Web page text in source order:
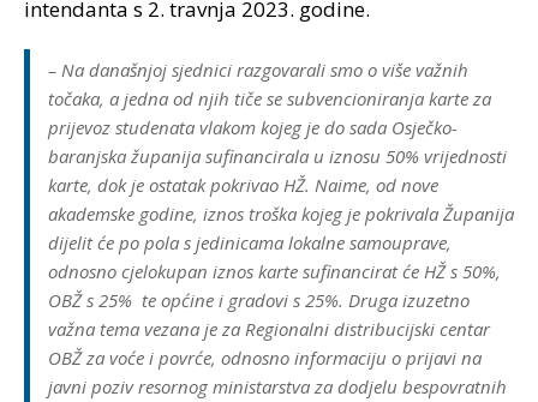
intendanta s 2. travnja 2023. godine.
– Na današnjoj sjednici razgovarali smo o više važnih
točaka, a jedna od njih tiče se subvencioniranja karte za
prijevoz studenata vlakom kojeg je do sada Osječko-
baranjska županija sufinancirala u iznosu 50% vrijednosti
karte, dok je ostatak pokrivao HŽ. Naime, od nove
akademske godine, iznos troška kojeg je pokrivala Županija
dijelit će po pola s jedinicama lokalne samouprave,
odnosno cjelokupan iznos karte sufinancirat će HŽ s 50%,
OBŽ s 25% te općine i gradovi s 25%. Druga izuzetno
važna tema vezana je za Regionalni distribucijski centar
OBŽ za voće i povrće, odnosno informaciju o prijavi na
javni poziv resornog ministarstva za dodjelu bespovratnih